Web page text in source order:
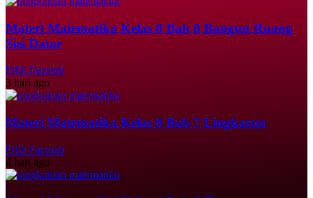
Materi Matematika Kelas 8 Bab 8 Bangun Ruang
Sisi Datar
Fifih Fauziah
3 hari ago
Materi Matematika Kelas 8 Bab 7 Lingkaran
Fifih Fauziah
4 hari ago